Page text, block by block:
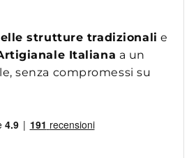
strutture tradizionali e
Italiana a un
senza compromessi su